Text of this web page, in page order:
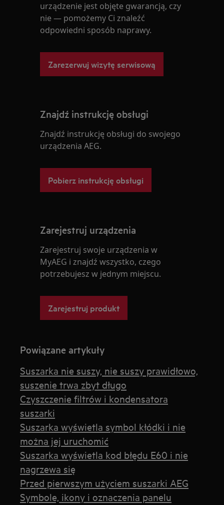
urządzenie jest objęte gwarancją, czy
nie — pomożemy Ci znaleźć
odpowiedni sposób naprawy.
Zarezerwuj wizytę serwisową
Znajdź instrukcję obsługi
Znajdź instrukcję obsługi do swojego
urządzenia AEG.
Pobierz instrukcję obsługi
Zarejestruj urządzenia
Zarejestruj swoje urządzenia w
MyAEG i znajdź wszystko, czego
potrzebujesz w jednym miejscu.
Zarejestruj produkt
Powiązane artykuły
Suszarka nie suszy, nie suszy prawidłowo,
suszenie trwa zbyt długo
Czyszczenie filtrów i kondensatora
suszarki
Suszarka wyświetla symbol kłódki i nie
można jej uruchomić
Suszarka wyświetla kod błędu E60 i nie
nagrzewa się
Przed pierwszym użyciem suszarki AEG
Symbole, ikony i oznaczenia panelu